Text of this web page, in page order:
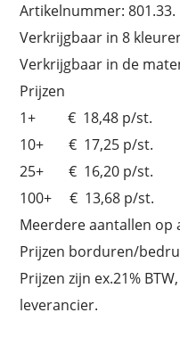
Artikelnummer: 801.33.
Verkrijgbaar in 8
Verkrijgbaar in de
Prijzen
1+ € 18,48 p/st.
10+ € 17,25 p/st.
25+ € 16,20 p/st.
100+ € 13,68 p/st.
Meerdere aantallen op
Prijzen borduren/
Prijzen zijn ex.21%
leverancier.